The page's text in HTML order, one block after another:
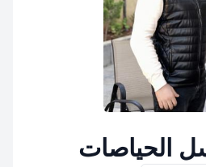
الحياصات